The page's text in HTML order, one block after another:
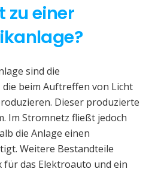
zu einer
sind die
beim Auftreffen von Licht
Dieser produzierte
Im Stromnetz fließt jedoch
die Anlage einen
Weitere Bestandteile
für das Elektroauto und ein